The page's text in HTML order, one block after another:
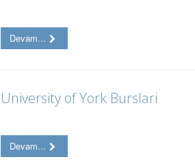
Devam...
University of York Burslari
Devam...